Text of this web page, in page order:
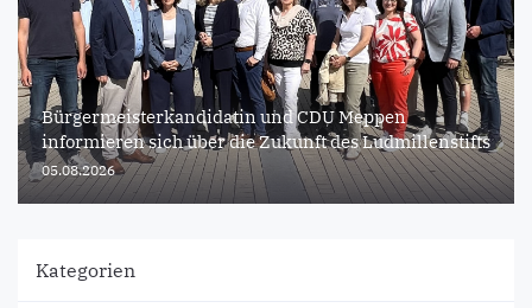
Bürgermeisterkandidatin und CDU Meppen
informieren sich über die Zukunft des Ludmillenstifts
05.08.2026
Kategorien